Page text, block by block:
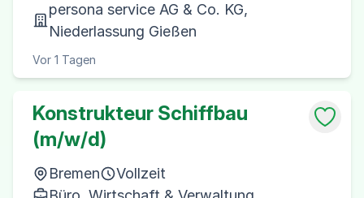
persona service AG & Co. KG,
Niederlassung Gießen
Vor 1 Tagen
Konstrukteur Schiffbau
(m/w/d)
Bremen
Vollzeit